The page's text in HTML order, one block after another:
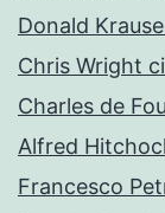
Donald
Chris Wright
Charles de
Alfred
Francesco